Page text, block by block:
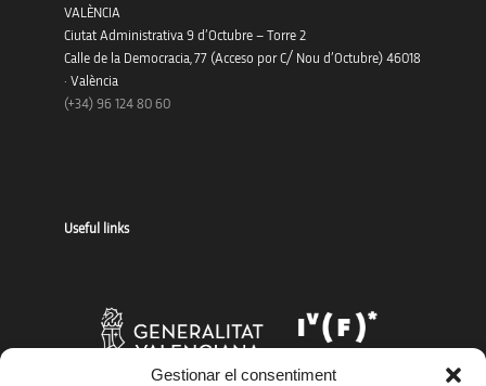
Gestionar el consentiment
VALÈNCIA
Ciutat Administrativa 9 d’Octubre – Torre 2
Calle de la Democracia, 77 (Acceso por C/ Nou d’Octubre) 46018
· València
(+34) 96 124 80 60
Useful links